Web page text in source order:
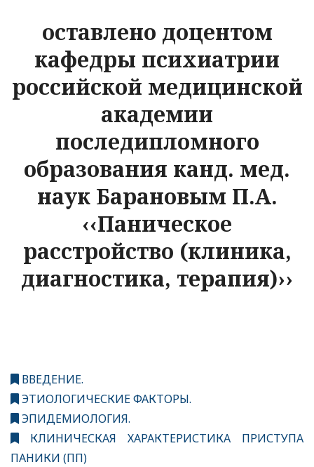
оставлено доцентом
кафедры психиатрии
российской медицинской
академии
последипломного
образования канд. мед.
наук Барановым П.А.
‹‹Паническое
расстройство (клиника,
диагностика, терапия)››
ВВЕДЕНИЕ.
ЭТИОЛОГИЧЕСКИЕ ФАКТОРЫ.
ЭПИДЕМИОЛОГИЯ.
КЛИНИЧЕСКАЯ ХАРАКТЕРИСТИКА ПРИСТУПА
ПАНИКИ (ПП)